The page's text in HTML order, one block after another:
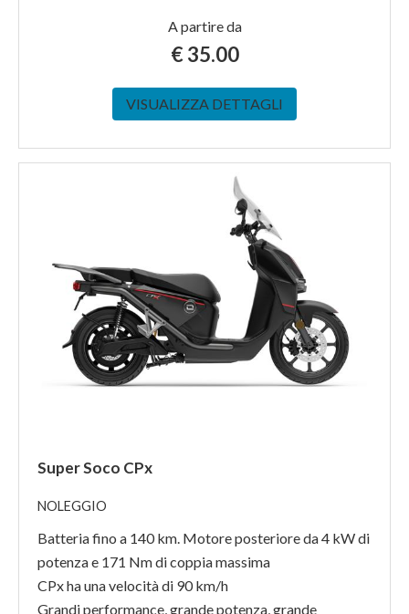
A partire da
€ 35.00
VISUALIZZA DETTAGLI
Super Soco CPx
NOLEGGIO
Batteria fino a 140 km. Motore posteriore da 4 kW di
potenza e 171 Nm di coppia massima
CPx ha una velocità di 90 km/h
Grandi performance, grande potenza, grande